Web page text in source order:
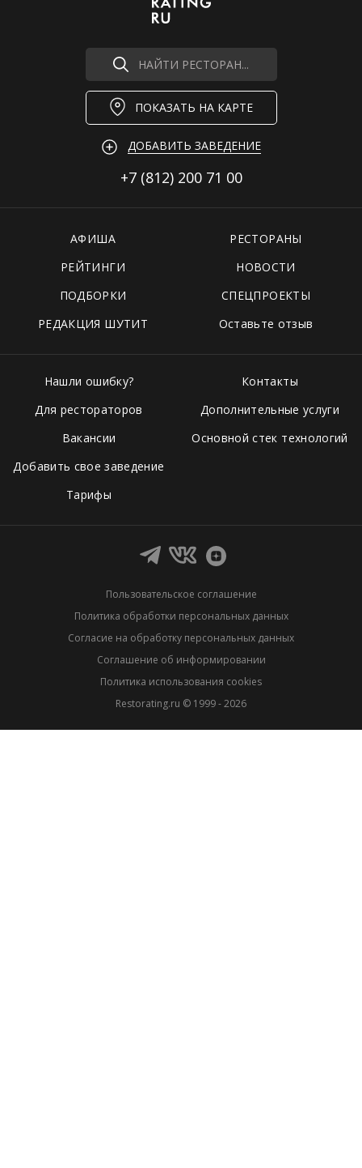
НАЙТИ РЕСТОРАН...
ПОКАЗАТЬ НА КАРТЕ
ДОБАВИТЬ ЗАВЕДЕНИЕ
+7 (812) 200 71 00
АФИША
РЕСТОРАНЫ
РЕЙТИНГИ
НОВОСТИ
ПОДБОРКИ
СПЕЦПРОЕКТЫ
РЕДАКЦИЯ ШУТИТ
Оставьте отзыв
Нашли ошибку?
Для рестораторов
Вакансии
Добавить свое заведение
Тарифы
Контакты
Дополнительные услуги
Основной стек технологий
Restorating.ru © 1999 - 2026
Пользовательское соглашение
Политика обработки персональных данных
Согласие на обработку персональных данных
Соглашение об информировании
Политика использования cookies